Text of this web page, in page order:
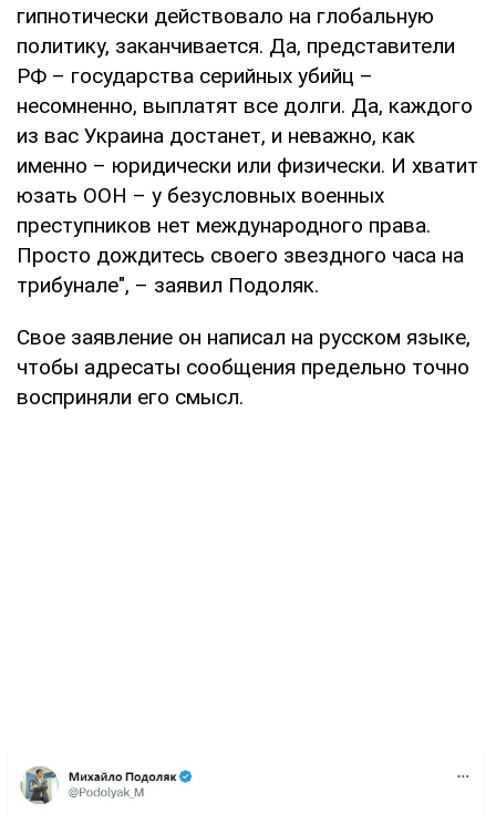
гипнотически действовало на глобальную
политику, заканчивается. Да, представители
РФ – государства серийных убийц –
несомненно, выплатят все долги. Да, каждого
из вас Украина достанет, и неважно, как
именно – юридически или физически. И хватит
юзать ООН – у безусловных военных
преступников нет международного права.
Просто дождитесь своего звездного часа на
трибунале", – заявил Подоляк.
Свое заявление он написал на русском языке,
чтобы адресаты сообщения предельно точно
восприняли его смысл.